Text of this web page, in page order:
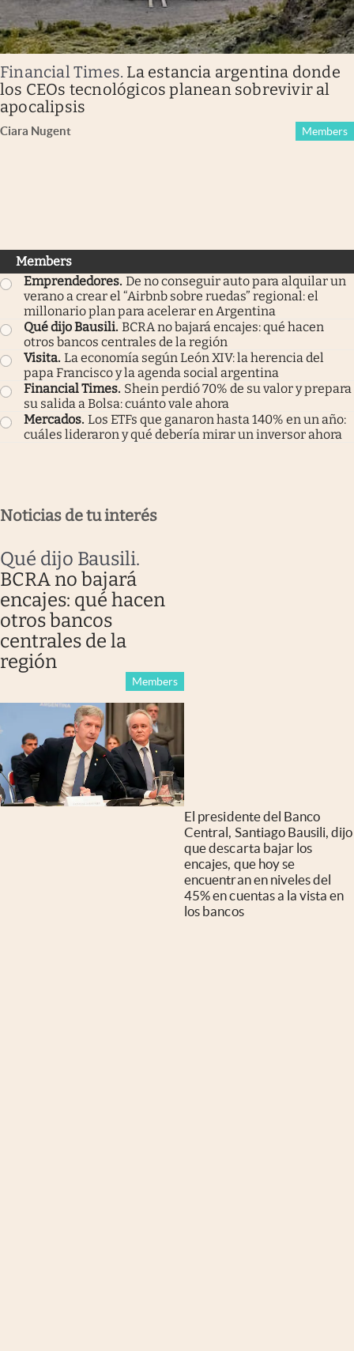
Financial Times. La estancia argentina donde
los CEOs tecnológicos planean sobrevivir al
apocalipsis
Ciara Nugent Members
Members
Emprendedores. De no conseguir auto para alquilar un
verano a crear el “Airbnb sobre ruedas” regional: el
millonario plan para acelerar en Argentina
Qué dijo Bausili. BCRA no bajará encajes: qué hacen
otros bancos centrales de la región
Visita. La economía según León XIV: la herencia del
papa Francisco y la agenda social argentina
Financial Times. Shein perdió 70% de su valor y prepara
su salida a Bolsa: cuánto vale ahora
Mercados. Los ETFs que ganaron hasta 140% en un año:
cuáles lideraron y qué debería mirar un inversor ahora
Noticias de tu interés
Qué dijo Bausili.
BCRA no bajará
encajes: qué hacen
otros bancos
centrales de la
región
Members
El presidente del Banco
Central, Santiago Bausili, dijo
que descarta bajar los
encajes, que hoy se
encuentran en niveles del
45% en cuentas a la vista en
los bancos